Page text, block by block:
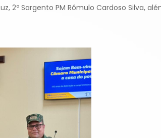
2º Sargento PM Rômulo Cardoso Silva,